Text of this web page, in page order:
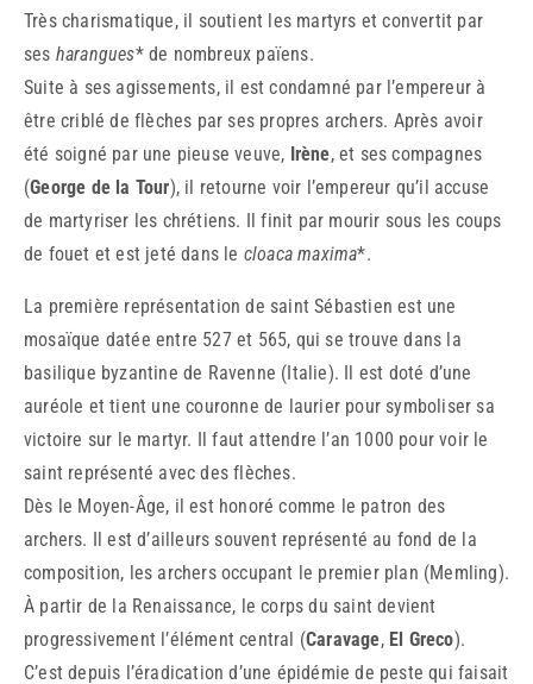
Très charismatique, il soutient les martyrs et convertit par
ses harangues* de nombreux païens.
Suite à ses agissements, il est condamné par l’empereur à
être criblé de flèches par ses propres archers. Après avoir
été soigné par une pieuse veuve, Irène, et ses compagnes
(George de la Tour), il retourne voir l’empereur qu’il accuse
de martyriser les chrétiens. Il finit par mourir sous les coups
de fouet et est jeté dans le cloaca maxima*.
La première représentation de saint Sébastien est une
mosaïque datée entre 527 et 565, qui se trouve dans la
basilique byzantine de Ravenne (Italie). Il est doté d’une
auréole et tient une couronne de laurier pour symboliser sa
victoire sur le martyr. Il faut attendre l’an 1000 pour voir le
saint représenté avec des flèches.
Dès le Moyen-Âge, il est honoré comme le patron des
archers. Il est d’ailleurs souvent représenté au fond de la
composition, les archers occupant le premier plan (Memling).
À partir de la Renaissance, le corps du saint devient
progressivement l’élément central (Caravage, El Greco).
C’est depuis l’éradication d’une épidémie de peste qui faisait